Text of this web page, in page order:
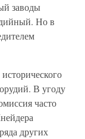
заводы
Но в
В угоду
часто
других